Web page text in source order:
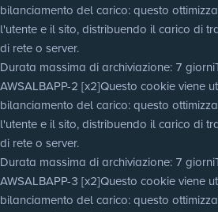
bilanciamento del carico: questo
l'utente e il sito, distribuendo il carico di
di rete o server.
Durata massima di archiviazione: 7 giorni
AWSALBAPP-2 [x2]Questo cookie viene
bilanciamento del carico: questo
l'utente e il sito, distribuendo il carico di
di rete o server.
Durata massima di archiviazione: 7 giorni
AWSALBAPP-3 [x2]Questo cookie viene
bilanciamento del carico: questo